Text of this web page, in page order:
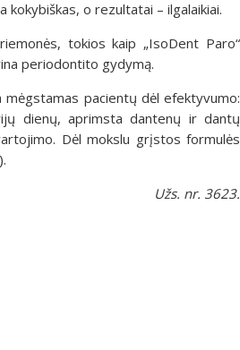
o rezultatai – ilgalaikiai.
tokios kaip „IsoDent Paro“
periodontito gydymą.
pacientų dėl efektyvumo:
dienų, aprimsta dantenų ir dantų
Dėl mokslu grįstos formulės
Užs. nr. 3623.